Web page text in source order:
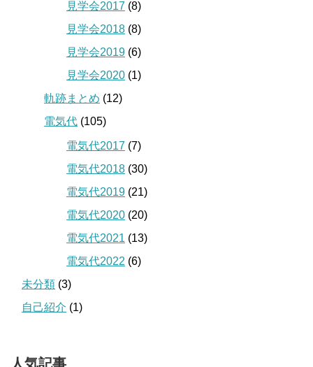
見学会2017 (8)
見学会2018 (8)
見学会2019 (6)
見学会2020 (1)
軌跡まとめ (12)
電気代 (105)
電気代2017 (7)
電気代2018 (30)
電気代2019 (21)
電気代2020 (20)
電気代2021 (13)
電気代2022 (6)
未分類 (3)
自己紹介 (1)
人気記事